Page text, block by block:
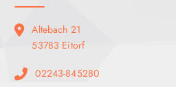
Altebach 21
53783 Eitorf
02243-845280